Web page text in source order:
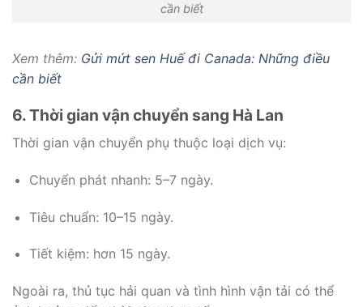
cần biết
Xem thêm: Gửi mứt sen Huế đi Canada: Những điều
cần biết
6. Thời gian vận chuyển sang Hà Lan
Thời gian vận chuyển phụ thuộc loại dịch vụ:
Chuyển phát nhanh: 5–7 ngày.
Tiêu chuẩn: 10–15 ngày.
Tiết kiệm: hơn 15 ngày.
Ngoài ra, thủ tục hải quan và tình hình vận tải có thể